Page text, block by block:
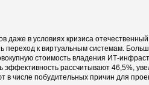
даже в условиях кризиса
переход к виртуальным системам.
стоимость владения ИТ-
рассчитывают 46,5%,
числе побудительных причин для